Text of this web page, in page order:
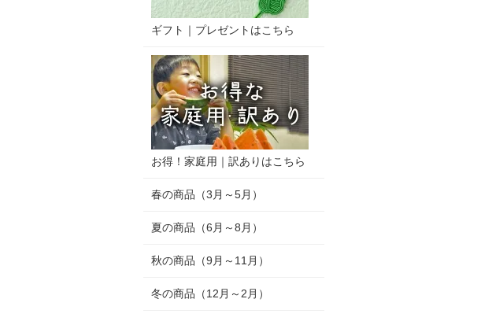
ギフト｜プレゼントはこちら
お得！家庭用｜訳ありはこちら
春の商品（3月～5月）
夏の商品（6月～8月）
秋の商品（9月～11月）
冬の商品（12月～2月）